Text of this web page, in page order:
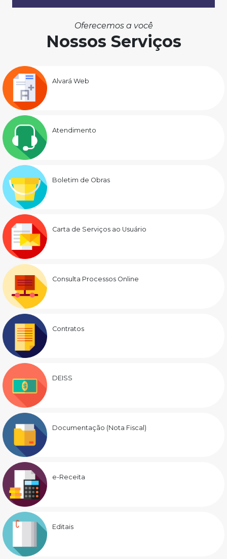
Oferecemos a você
Nossos Serviços
Alvará Web
Atendimento
Boletim de Obras
Carta de Serviços ao Usuário
Consulta Processos Online
Contratos
DEISS
Documentação (Nota Fiscal)
e-Receita
Editais